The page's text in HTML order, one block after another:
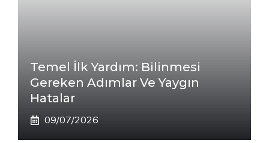
Temel İlk Yardım: Bilinmesi
Gereken Adımlar Ve Yaygın
Hatalar
09/07/2026